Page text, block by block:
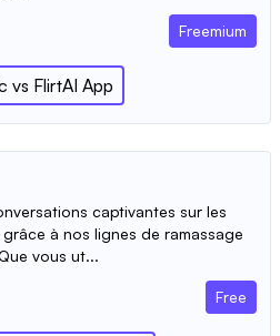
Freemium
vs FlirtAI App
captivantes sur les
à nos lignes de ramassage
vous ut...
Free